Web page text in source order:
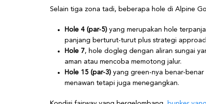
Selain tiga zona tadi, beberapa hole di Alpine
Hole 4 (par-5) yang merupakan hole
panjang berturut-turut plus strategi
Hole 7, hole dogleg dengan aliran sungai
aman atau mencoba memotong jalur.
Hole 15 (par-3) yang green-nya benar-
menawan tetapi juga menegangkan.